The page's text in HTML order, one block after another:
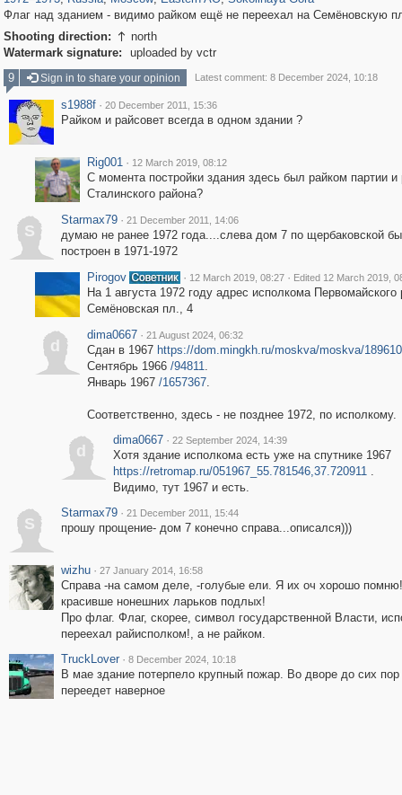
Флаг над зданием - видимо райком ещё не переехал на Семёновскую
Shooting direction:  north
Watermark signature:
uploaded by vctr
9
Sign in to share your opinion Latest comment: 8 December 2024, 10:18
s1988f · 20 December 2011, 15:36
Райком и райсовет всегда в одном здании ?
Rig001 · 12 March 2019, 08:12
С момента постройки здания здесь был райком партии и
Сталинского района?
S
Starmax79 · 21 December 2011, 14:06
думаю не ранее 1972 года....слева дом 7 по щербаковской
построен в 1971-1972
Pirogov
· 12 March 2019, 08:27 · Edited 12 March 2019,
На 1 августа 1972 году адрес исполкома Первомайского
Семёновская пл., 4
d
dima0667 · 21 August 2024, 06:32
Сдан в 1967 https://dom.mingkh.ru/moskva/moskva/189610
Сентябрь 1966 /94811.
Январь 1967 /1657367.
Соответственно, здесь - не позднее 1972, по исполкому.
d
dima0667 · 22 September 2024, 14:39
Хотя здание исполкома есть уже на спутнике 1967
https://retromap.ru/051967_55.781546,37.720911.
Видимо, тут 1967 и есть.
S
Starmax79 · 21 December 2011, 15:44
прошу прощение- дом 7 конечно справа...описался)))
wizhu · 27 January 2014, 16:58
Справа -на самом деле, -голубые ели. Я их оч хорошо
красивше нонешних ларьков подлых!
Про флаг. Флаг, скорее, символ государственной Власти,
переехал райисполком!, а не райком.
TruckLover · 8 December 2024, 10:18
В мае здание потерпело крупный пожар. Во дворе до сих
переедет наверное